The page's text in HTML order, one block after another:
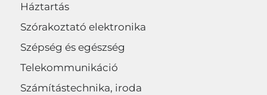
Háztartás
Szórakoztató elektronika
Szépség és egészség
Telekommunikáció
Számítástechnika, iroda